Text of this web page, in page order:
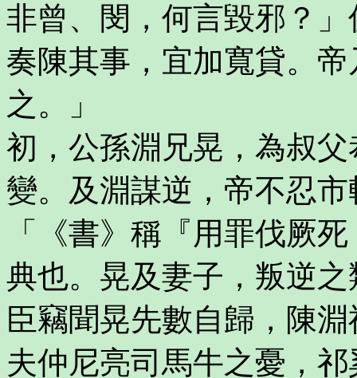
非曾、閔，何言毀邪？
奏陳其事，宜加寬貸。
之。」
初，公孫淵兄晃，為叔
變。及淵謀逆，帝不忍
「《書》稱『用罪伐厥
典也。晃及妻子，叛逆
臣竊聞晃先數自歸，陳
夫仲尼亮司馬牛之憂，